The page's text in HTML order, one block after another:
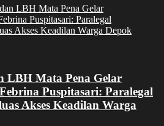
LBH Mata Pena Gelar
Puspitasari: Paralegal
Akses Keadilan Warga